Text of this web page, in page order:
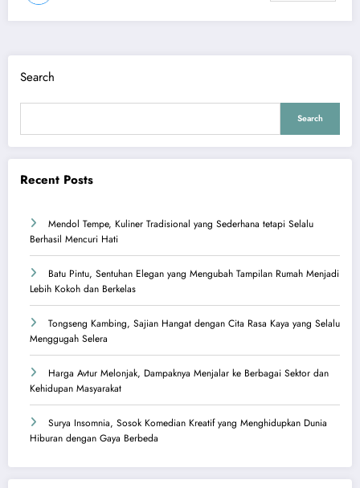
Search
Search
Recent Posts
Mendol Tempe, Kuliner Tradisional yang Sederhana tetapi Selalu
Berhasil Mencuri Hati
Batu Pintu, Sentuhan Elegan yang Mengubah Tampilan Rumah Menjadi
Lebih Kokoh dan Berkelas
Tongseng Kambing, Sajian Hangat dengan Cita Rasa Kaya yang Selalu
Menggugah Selera
Harga Avtur Melonjak, Dampaknya Menjalar ke Berbagai Sektor dan
Kehidupan Masyarakat
Surya Insomnia, Sosok Komedian Kreatif yang Menghidupkan Dunia
Hiburan dengan Gaya Berbeda